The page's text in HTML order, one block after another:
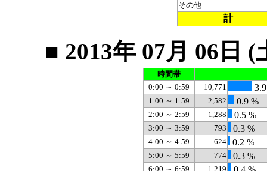
その他
計
■ 2013年 07月 06日
時間帯
0:00 ～ 0:59
10,771
1:00 ～ 1:59 2,582 0.9 %
2:00 ～ 2:59 1,288 0.5 %
3:00 ～ 3:59 793 0.3 %
4:00 ～ 4:59 624 0.2 %
5:00 ～ 5:59 774 0.3 %
6:00 ～ 6:59 1,219